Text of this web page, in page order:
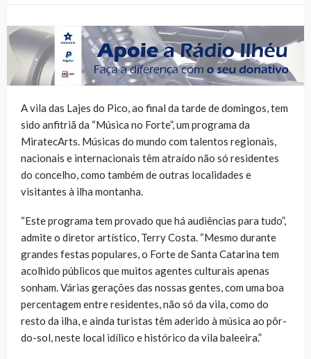
A vila das Lajes do Pico, ao final da tarde de domingos, tem
sido anfitriã da “Música no Forte”, um programa da
MiratecArts. Músicas do mundo com talentos regionais,
nacionais e internacionais têm atraído não só residentes
do concelho, como também de outras localidades e
visitantes à ilha montanha.
“Este programa tem provado que há audiências para tudo”,
admite o diretor artístico, Terry Costa. “Mesmo durante
grandes festas populares, o Forte de Santa Catarina tem
acolhido públicos que muitos agentes culturais apenas
sonham. Várias gerações das nossas gentes, com uma boa
percentagem entre residentes, não só da vila, como do
resto da ilha, e ainda turistas têm aderido à música ao pôr-
do-sol, neste local idílico e histórico da vila baleeira.”